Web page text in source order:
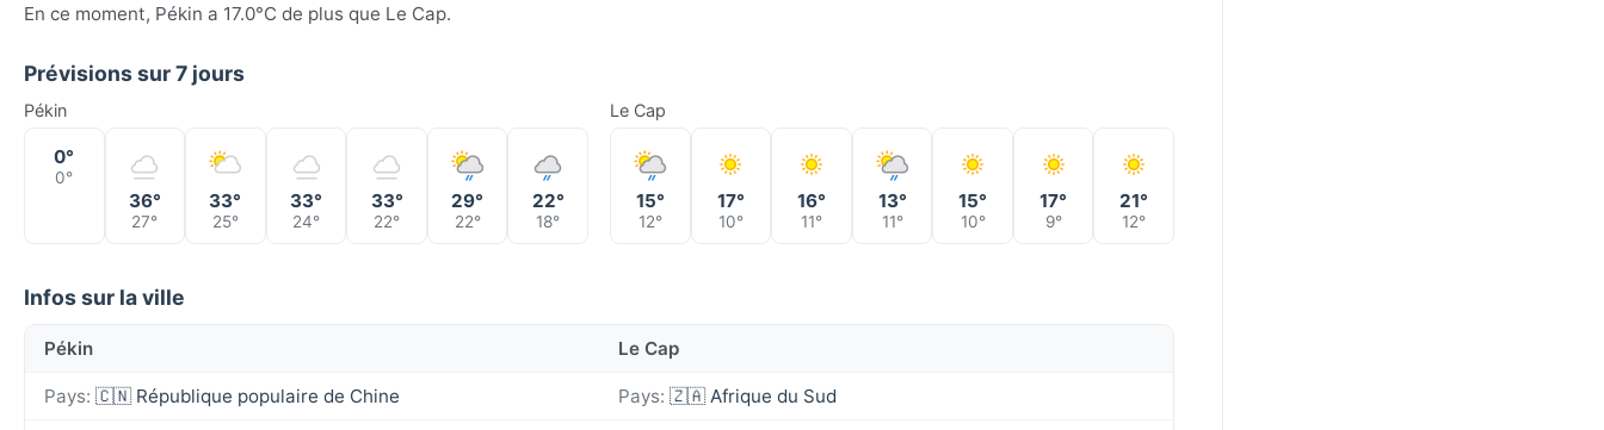
En ce moment, Pékin a 17.0°C de plus que Le Cap.
Prévisions sur 7 jours
Pékin
0°
0°
36°
27°
33°
25°
33°
24°
33°
22°
29°
22°
22°
18°
Le Cap
15°
12°
17°
10°
16°
11°
13°
11°
15°
10°
17°
9°
21°
12°
Infos sur la ville
Pékin Le Cap
Pays: 🇨🇳 République populaire de Chine Pays: 🇿🇦 Afrique du Sud